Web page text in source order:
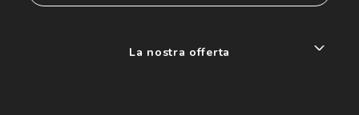
La nostra offerta